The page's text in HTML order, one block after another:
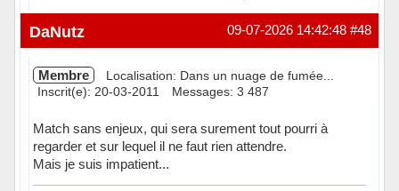
Hors ligne #48
09-07-2026 14:42:48
DaNutz
Membre
Localisation: Dans un nuage de fumée...
Inscrit(e): 20-03-2011
Messages: 3 487
Match sans enjeux, qui sera surement tout pourri à
regarder et sur lequel il ne faut rien attendre.
Mais je suis impatient...